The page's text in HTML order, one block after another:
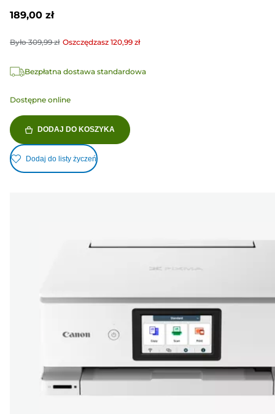
189,00 zł
Było309,99 zł Oszczędzasz 120,99 zł
Bezpłatna dostawa standardowa
Dostępne online
DODAJ DO KOSZYKA
Dodaj do listy życzeń